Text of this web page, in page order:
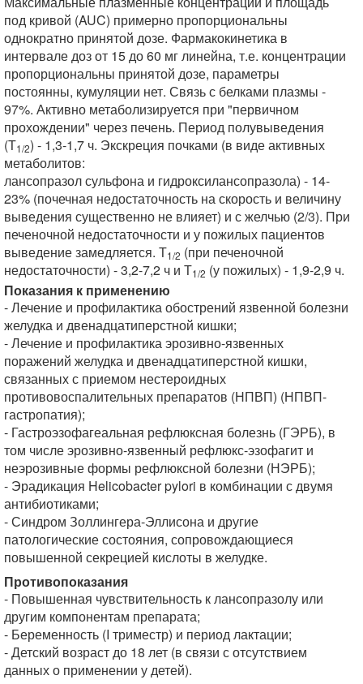
под кривой (AUC) примерно пропорциональны
однократно принятой дозе. Фармакокинетика в
интервале доз от 15 до 60 мг линейна, т.е. концентрации
пропорциональны принятой дозе, параметры
постоянны, кумуляции нет. Связь с белками плазмы -
97%. Активно метаболизируется при "первичном
прохождении" через печень. Период полувыведения
(Т1/2) - 1,3-1,7 ч. Экскреция почками (в виде активных
метаболитов:
лансопразол сульфона и гидроксилансопразола) - 14-
23% (почечная недостаточность на скорость и величину
выведения существенно не влияет) и с желчью (2/3). При
печеночной недостаточности и у пожилых пациентов
выведение замедляется. Т1/2 (при печеночной
недостаточности) - 3,2-7,2 ч и Т1/2 (у пожилых) - 1,9-2,9 ч.
Показания к применению
- Лечение и профилактика обострений язвенной болезни
желудка и двенадцатиперстной кишки;
- Лечение и профилактика эрозивно-язвенных
поражений желудка и двенадцатиперстной кишки,
связанных с приемом нестероидных
противовоспалительных препаратов (НПВП) (НПВП-
гастропатия);
- Гастроэзофагеальная рефлюксная болезнь (ГЭРБ), в
том числе эрозивно-язвенный рефлюкс-эзофагит и
неэрозивные формы рефлюксной болезни (НЭРБ);
- Эрадикация Helicobacter pylori в комбинации с двумя
антибиотиками;
- Синдром Золлингера-Эллисона и другие
патологические состояния, сопровождающиеся
повышенной секрецией кислоты в желудке.
Противопоказания
- Повышенная чувствительность к лансопразолу или
другим компонентам препарата;
- Беременность (I триместр) и период лактации;
- Детский возраст до 18 лет (в связи с отсутствием
данных о применении у детей).